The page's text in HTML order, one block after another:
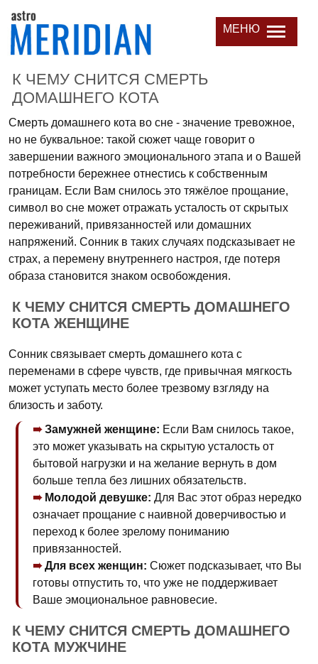
МЕНЮ
К ЧЕМУ СНИТСЯ СМЕРТЬ
ДОМАШНЕГО КОТА
Смерть домашнего кота во сне - значение тревожное,
но не буквальное: такой сюжет чаще говорит о
завершении важного эмоционального этапа и о Вашей
потребности бережнее отнестись к собственным
границам. Если Вам снилось это тяжёлое прощание,
символ во сне может отражать усталость от скрытых
переживаний, привязанностей или домашних
напряжений. Сонник в таких случаях подсказывает не
страх, а перемену внутреннего настроя, где потеря
образа становится знаком освобождения.
К ЧЕМУ СНИТСЯ СМЕРТЬ ДОМАШНЕГО
КОТА ЖЕНЩИНЕ
Сонник связывает смерть домашнего кота с
переменами в сфере чувств, где привычная мягкость
может уступать место более трезвому взгляду на
близость и заботу.
Замужней женщине: Если Вам снилось такое,
это может указывать на скрытую усталость от
бытовой нагрузки и на желание вернуть в дом
больше тепла без лишних обязательств.
Молодой девушке: Для Вас этот образ нередко
означает прощание с наивной доверчивостью и
переход к более зрелому пониманию
привязанностей.
Для всех женщин: Сюжет подсказывает, что Вы
готовы отпустить то, что уже не поддерживает
Ваше эмоциональное равновесие.
К ЧЕМУ СНИТСЯ СМЕРТЬ ДОМАШНЕГО
КОТА МУЖЧИНЕ